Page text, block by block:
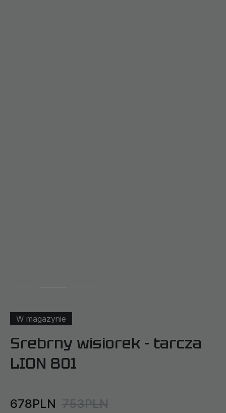
W magazynie
Srebrny wisiorek - tarcza
LION 801
678PLN 753PLN